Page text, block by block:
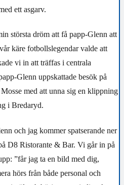
ett asgarv.
största dröm att få papp-Glenn att
käre fotbollslegendar valde att
vi in att träffas i centrala
Glenn uppskattade besök på
med att unna sig en klippning
i Bredaryd.
och jag kommer spatserande ner
D8 Ristorante & Bar. Vi går in på
”får jag ta en bild med dig,
hörs från både personal och